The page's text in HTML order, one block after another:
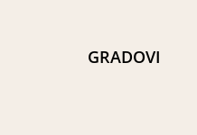
GRADOVI